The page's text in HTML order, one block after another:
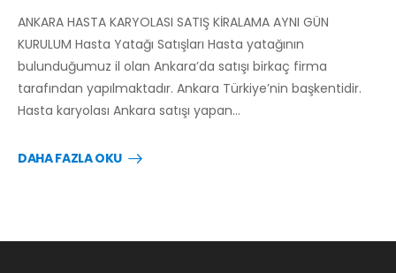
ANKARA HASTA KARYOLASI SATIŞ KİRALAMA AYNI GÜN
KURULUM Hasta Yatağı Satışları Hasta yatağının
bulunduğumuz il olan Ankara’da satışı birkaç firma
tarafından yapılmaktadır. Ankara Türkiye’nin başkentidir.
Hasta karyolası Ankara satışı yapan…
DAHA FAZLA OKU